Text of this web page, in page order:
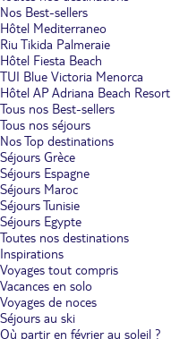
Nos Best-sellers
Hôtel Mediterraneo
Riu Tikida Palmeraie
Hôtel Fiesta Beach
TUI Blue Victoria Menorca
Hôtel AP Adriana Beach Resort
Tous nos Best-sellers
Tous nos séjours
Nos Top destinations
Séjours Grèce
Séjours Espagne
Séjours Maroc
Séjours Tunisie
Séjours Egypte
Toutes nos destinations
Inspirations
Voyages tout compris
Vacances en solo
Voyages de noces
Séjours au ski
Où partir en février au soleil ?